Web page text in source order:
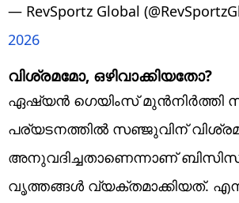
— RevSportz Global
2026
വിശ്രമമോ, ഒഴിവാക്കിയതോ?
ഏഷ്യന്‍ ഗെയിംസ് മുന്‍നിര്‍ത്തി
പര്യടനത്തില്‍ സഞ്ജുവിന്
അനുവദിച്ചതാണെന്നാണ്
വൃത്തങ്ങള്‍ വ്യക്തമാക്കിയത്.